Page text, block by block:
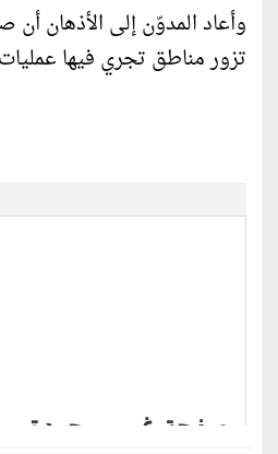
وأعاد المدوّن إلى الأذهان أن
تزور مناطق تجري فيها